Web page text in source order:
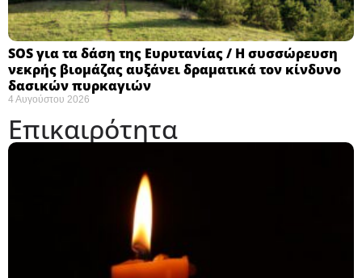
SOS για τα δάση της Ευρυτανίας / Η συσσώρευση
νεκρής βιομάζας αυξάνει δραματικά τον κίνδυνο
δασικών πυρκαγιών
4 Αυγούστου 2026
Επικαιρότητα